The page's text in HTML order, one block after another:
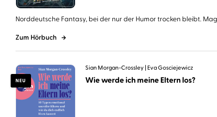
Norddeutsche Fantasy, bei der nur der Humor trocken bleibt.
Zum Hörbuch
NEU
Sian Morgan-Crossley Eva Gosciejewicz
Wie werde ich meine Eltern los?